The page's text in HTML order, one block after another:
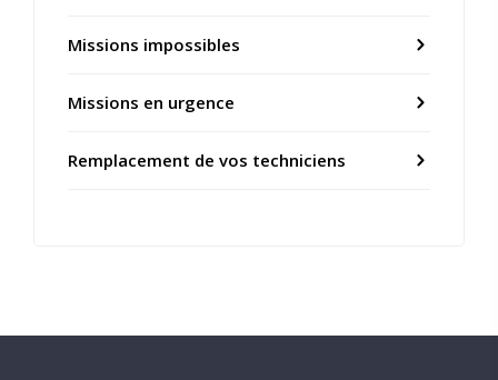
Missions impossibles
Missions en urgence
Remplacement de vos techniciens